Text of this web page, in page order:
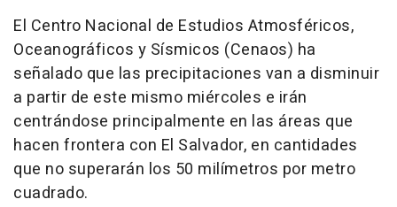
El Centro Nacional de Estudios Atmosféricos,
Oceanográficos y Sísmicos (Cenaos) ha
señalado que las precipitaciones van a disminuir
a partir de este mismo miércoles e irán
centrándose principalmente en las áreas que
hacen frontera con El Salvador, en cantidades
que no superarán los 50 milímetros por metro
cuadrado.